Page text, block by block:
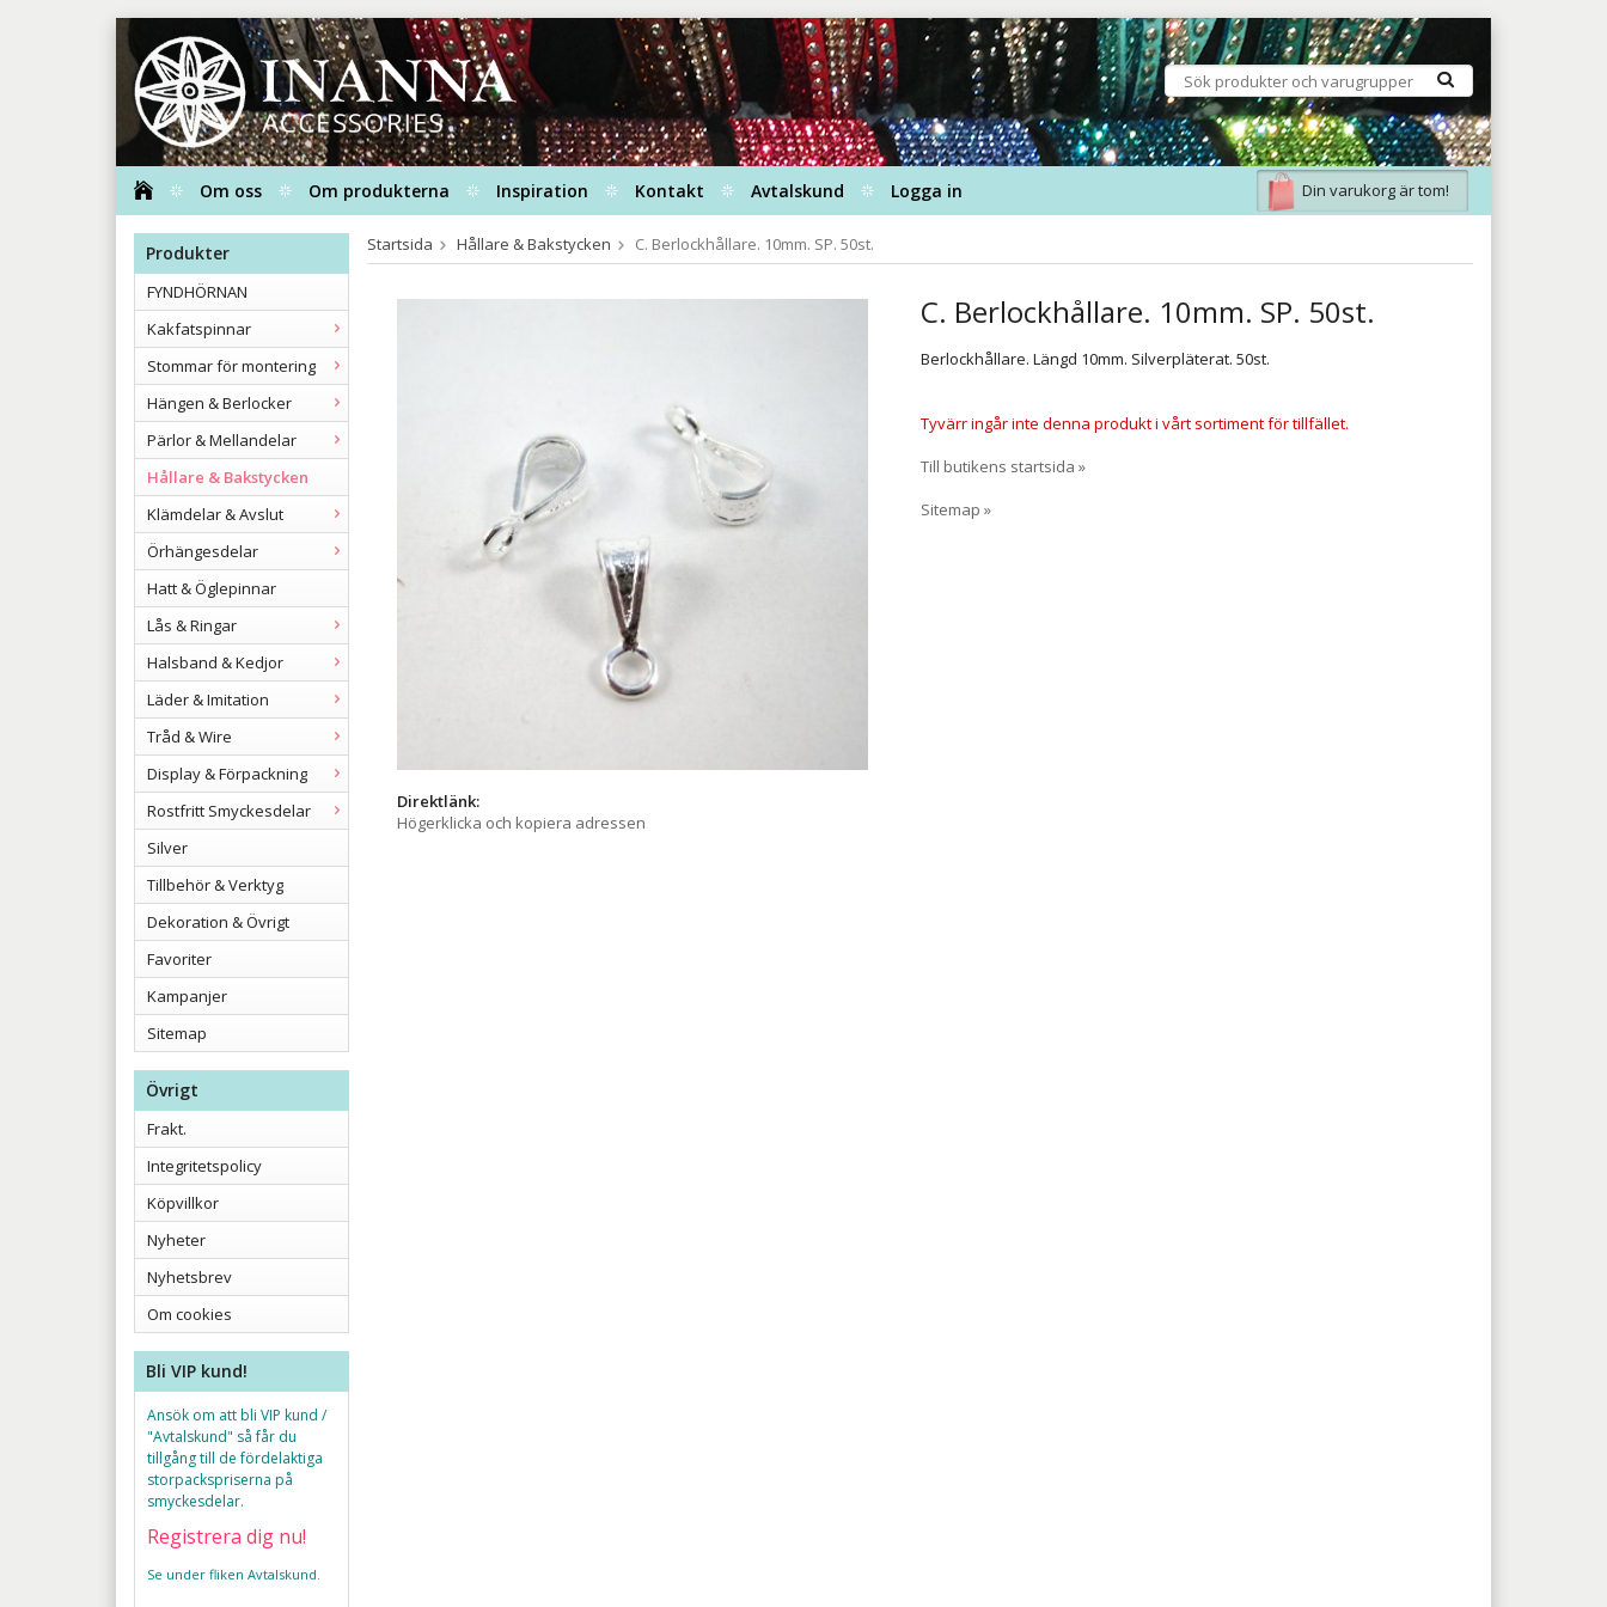
Om oss Om produkterna Inspiration Kontakt Avtalskund Logga in Din varukorg är tom!
Produkter
FYNDHÖRNAN
Kakfatspinnar
Stommar för montering
Hängen & Berlocker
Pärlor & Mellandelar
Hållare & Bakstycken
Klämdelar & Avslut
Örhängesdelar
Hatt & Öglepinnar
Lås & Ringar
Halsband & Kedjor
Läder & Imitation
Tråd & Wire
Display & Förpackning
Rostfritt Smyckesdelar
Silver
Tillbehör & Verktyg
Dekoration & Övrigt
Favoriter
Kampanjer
Sitemap
Övrigt
Frakt.
Integritetspolicy
Köpvillkor
Nyheter
Nyhetsbrev
Om cookies
Bli VIP kund!
Ansök om att bli VIP kund /
"Avtalskund" så får du
tillgång till de fördelaktiga
storpackspriserna på
smyckesdelar.
Registrera dig nu!
Se under fliken Avtalskund.
Startsida Hållare & Bakstycken C. Berlockhållare. 10mm. SP. 50st.
C. Berlockhållare. 10mm. SP. 50st.
Berlockhållare. Längd 10mm. Silverpläterat. 50st.
Tyvärr ingår inte denna produkt i vårt sortiment för tillfället.
Till butikens startsida »
Sitemap »
Direktlänk:
Högerklicka och kopiera adressen